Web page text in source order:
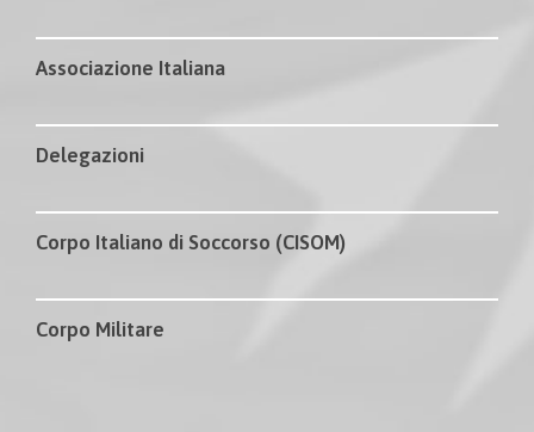
Associazione Italiana
Delegazioni
Corpo Italiano di Soccorso (CISOM)
Corpo Militare